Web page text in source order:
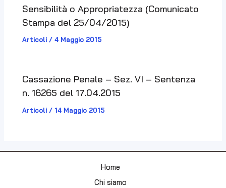
Sensibilità o Appropriatezza (Comunicato
Stampa del 25/04/2015)
Articoli /4 Maggio 2015
Cassazione Penale – Sez. VI – Sentenza
n. 16265 del 17.04.2015
Articoli / 14 Maggio 2015
Home
Chi siamo